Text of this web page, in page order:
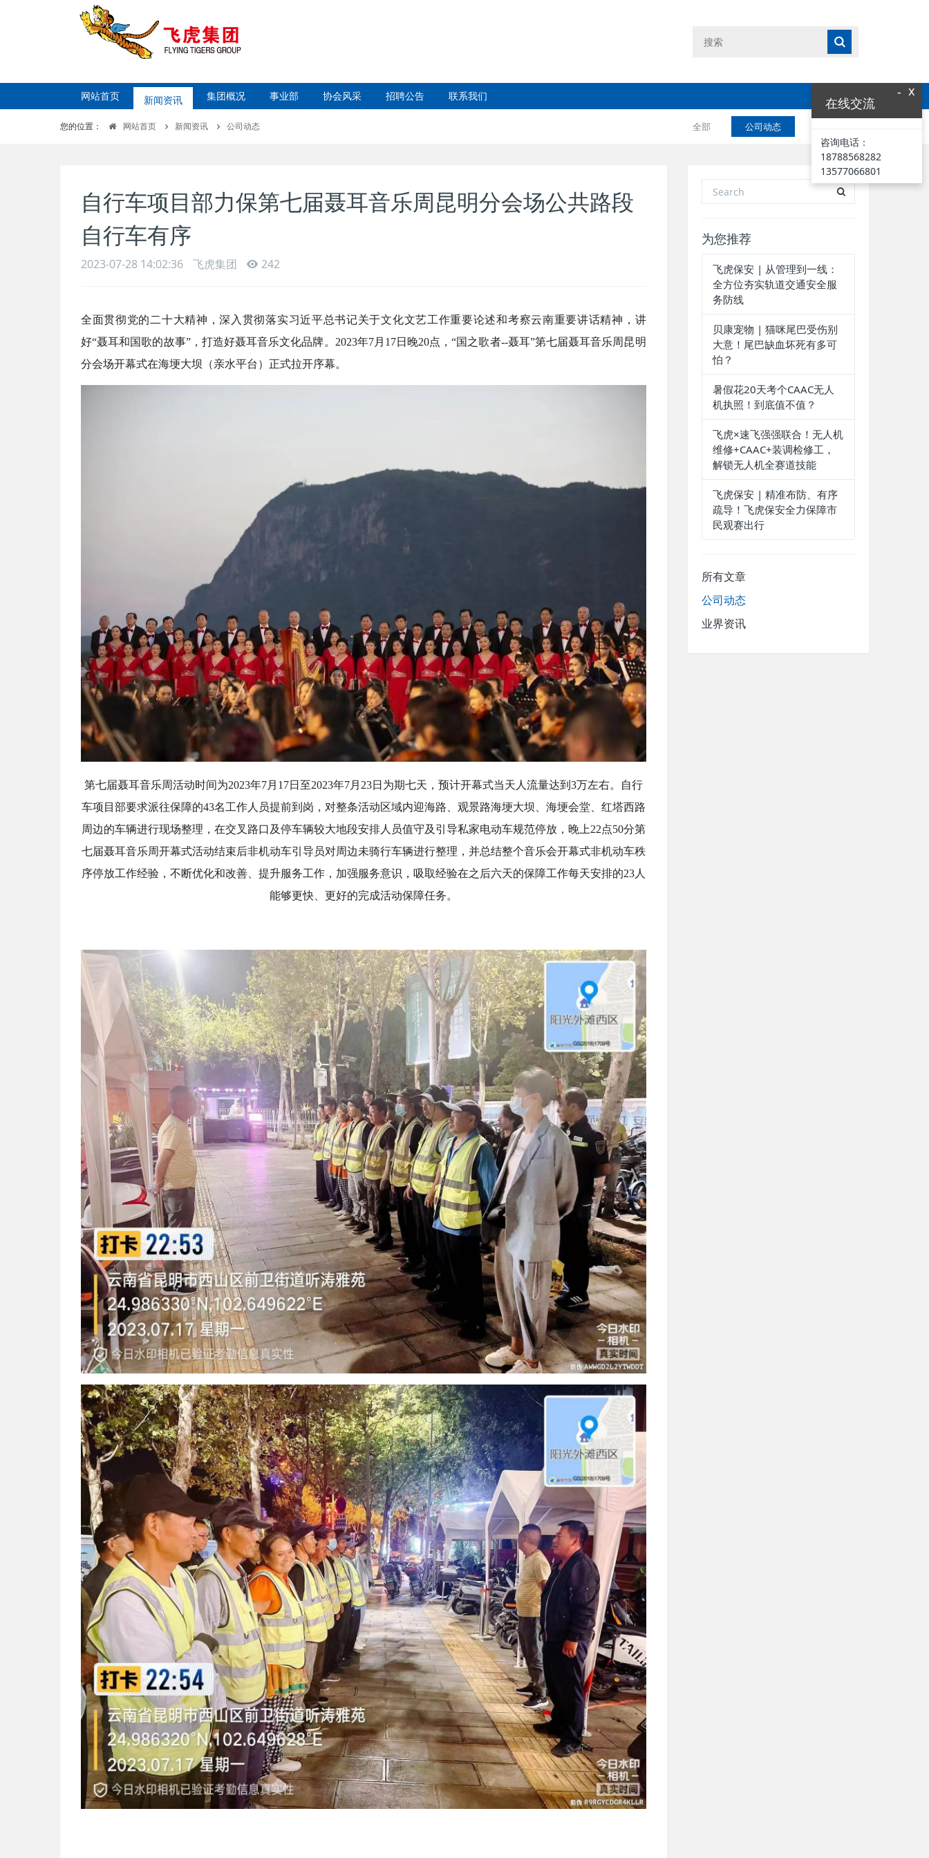
网站首页 新闻资讯 集团概况 事业部 协会风采 招聘公告 联系我们
您的位置： 网站首页 新闻资讯 公司动态 全部 公司动态
自行车项目部力保第七届聂耳音乐周昆明分会场公共路段
自行车有序
2023-07-28 14:02:36 飞虎集团 242
全面贯彻党的二十大精神，深入贯彻落实习近平总书记关于文化文艺工作重要论述和考察云南重要讲话精神，讲
好“聂耳和国歌的故事”，打造好聂耳音乐文化品牌。2023年7月17日晚20点，“国之歌者--聂耳”第七届聂耳音乐周昆明
分会场开幕式在海埂大坝（亲水平台）正式拉开序幕。
第七届聂耳音乐周活动时间为2023年7月17日至2023年7月23日为期七天，预计开幕式当天人流量达到3万左右。自行
车项目部要求派往保障的43名工作人员提前到岗，对整条活动区域内迎海路、观景路海埂大坝、海埂会堂、红塔西路
周边的车辆进行现场整理，在交叉路口及停车辆较大地段安排人员值守及引导私家电动车规范停放，晚上22点50分第
七届聂耳音乐周开幕式活动结束后非机动车引导员对周边未骑行车辆进行整理，并总结整个音乐会开幕式非机动车秩
序停放工作经验，不断优化和改善、提升服务工作，加强服务意识，吸取经验在之后六天的保障工作每天安排的23人
能够更快、更好的完成活动保障任务。
为您推荐
飞虎保安 | 从管理到一线：
全方位夯实轨道交通安全服
务防线
贝康宠物 | 猫咪尾巴受伤别
大意！尾巴缺血坏死有多可
怕？
暑假花20天考个CAAC无人
机执照！到底值不值？
飞虎×速飞强强联合！无人机
维修+CAAC+装调检修工，
解锁无人机全赛道技能
飞虎保安 | 精准布防、有序
疏导！飞虎保安全力保障市
民观赛出行
所有文章
公司动态
业界资讯
x
-
在线交流
咨询电话：
18788568282
13577066801